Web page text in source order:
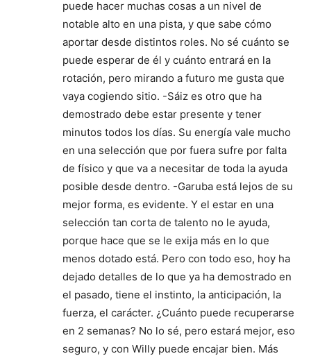
puede hacer muchas cosas a un nivel de
notable alto en una pista, y que sabe cómo
aportar desde distintos roles. No sé cuánto se
puede esperar de él y cuánto entrará en la
rotación, pero mirando a futuro me gusta que
vaya cogiendo sitio. -Sáiz es otro que ha
demostrado debe estar presente y tener
minutos todos los días. Su energía vale mucho
en una selección que por fuera sufre por falta
de físico y que va a necesitar de toda la ayuda
posible desde dentro. -Garuba está lejos de su
mejor forma, es evidente. Y el estar en una
selección tan corta de talento no le ayuda,
porque hace que se le exija más en lo que
menos dotado está. Pero con todo eso, hoy ha
dejado detalles de lo que ya ha demostrado en
el pasado, tiene el instinto, la anticipación, la
fuerza, el carácter. ¿Cuánto puede recuperarse
en 2 semanas? No lo sé, pero estará mejor, eso
seguro, y con Willy puede encajar bien. Más